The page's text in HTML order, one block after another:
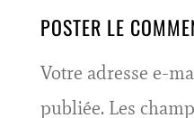
POSTER LE
Votre adresse e-
publiée. Les